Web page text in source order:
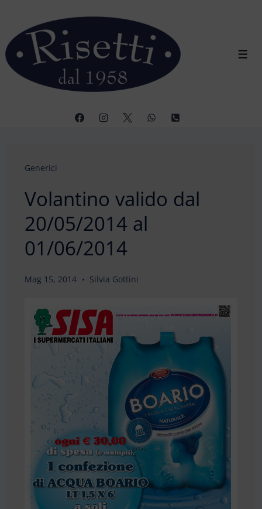
contenuto
principale
Generici
Volantino valido dal
20/05/2014 al
01/06/2014
Mag 15, 2014 Silvia Gottini